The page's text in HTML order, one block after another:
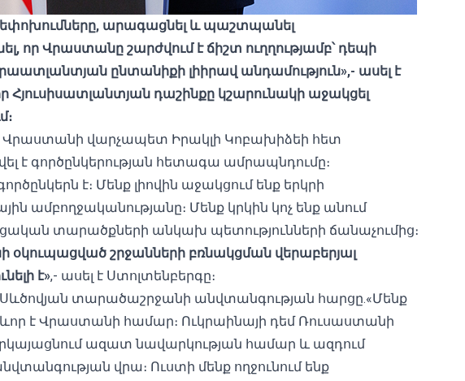
արագացնել և պաշտպանել
որ Վրաստանը շարժվում է ճիշտ ուղղությամբ՝ դեպի
ընտանիքի լիիրավ անդամություն»,- ասել է
Հյուսիսատլանտյան դաշինքը կշարունակի աջակցել
Վրաստանի վարչապետ Իրակլի Կոբախիձեի հետ
է գործընկերության հետագա ամրապնդումը։
է։ Մենք լիովին աջակցում ենք երկրի
ամբողջականությանը։ Մենք կրկին կոչ ենք անում
տարածքների անկախ պետությունների ճանաչումից։
շրջանների բռնակցման վերաբերյալ
է»,- ասել է Ստոլտենբերգը։
տարածաշրջանի անվտանգության հարցը.«Մենք
է Վրաստանի համար։ Ուկրաինայի դեմ Ռուսաստանի
ազատ նավարկության համար և ազդում
վրա։ Ուստի մենք ողջունում ենք